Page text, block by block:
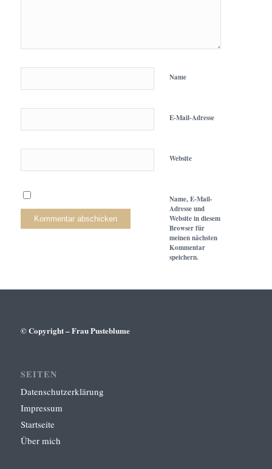
Name
E-Mail-Adresse
Website
Name, E-Mail-
Adresse und
Website in diesem
Browser für
meinen nächsten
Kommentar
speichern.
© Copyright – Frau Pusteblume
SEITEN
Datenschutzerklärung
Impressum
Startseite
Über mich